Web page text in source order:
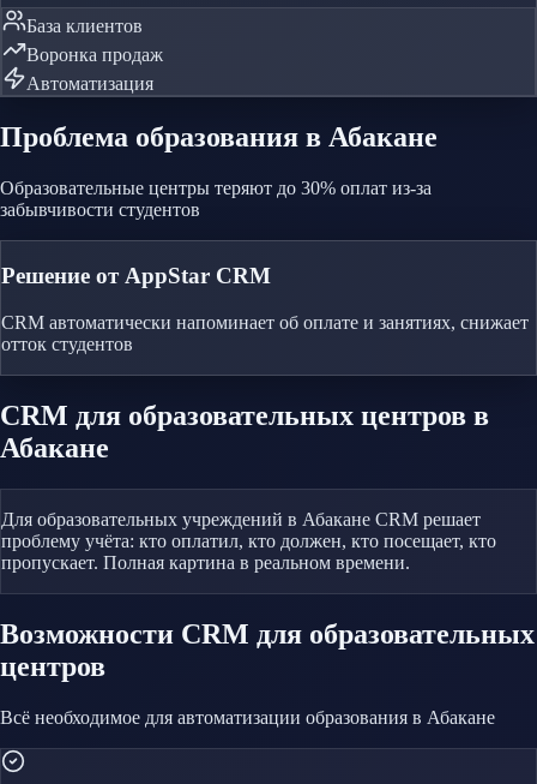
База клиентов
Воронка продаж
Автоматизация
Проблема образования в Абакане
Образовательные центры теряют до 30% оплат из-за
забывчивости студентов
Решение от AppStar CRM
CRM автоматически напоминает об оплате и занятиях, снижает
отток студентов
CRM для образовательных центров в
Абакане
Для образовательных учреждений в Абакане CRM решает
проблему учёта: кто оплатил, кто должен, кто посещает, кто
пропускает. Полная картина в реальном времени.
Возможности CRM для образовательных
центров
Всё необходимое для автоматизации образования в Абакане